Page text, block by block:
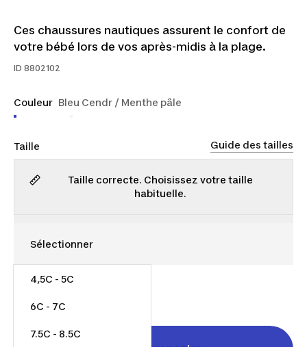
Ces chaussures nautiques assurent le confort de
votre bébé lors de vos après-midis à la plage.
ID 8802102
Couleur Bleu Cendr / Menthe pâle
Taille Guide des tailles
Taille correcte. Choisissez votre taille
habituelle.
4,5C - 5C
6C - 7C
7.5C - 8.5C